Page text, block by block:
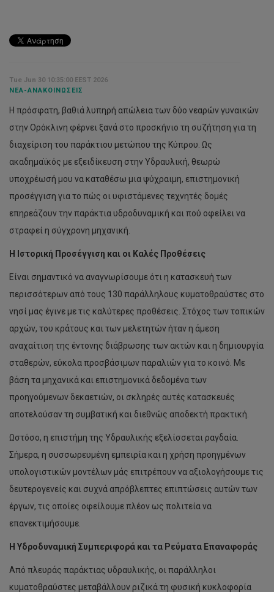
Tue Jun 30 10:35:00 EEST 2026
ΝΈΑ-ΑΝΑΚΟΙΝΏΣΕΙΣ
Η πρόσφατη, βαθιά λυπηρή απώλεια των δύο νεαρών γυναικών
στην Ορόκλινη φέρνει ξανά στο προσκήνιο τη συζήτηση για τη
διαχείριση του παράκτιου μετώπου της Κύπρου. Ως
ακαδημαϊκός με εξειδίκευση στην Υδραυλική, θεωρώ
υποχρέωσή μου να καταθέσω μια ψύχραιμη, επιστημονική
προσέγγιση για το πώς οι υφιστάμενες τεχνητές δομές
επηρεάζουν την παράκτια υδροδυναμική και πού οφείλει να
στραφεί η σύγχρονη μηχανική.
Η Ιστορική Προσέγγιση και οι Καλές Προθέσεις
Είναι σημαντικό να αναγνωρίσουμε ότι η κατασκευή των
περισσότερων από τους 130 παράλληλους κυματοθραύστες στο
νησί μας έγινε με τις καλύτερες προθέσεις. Στόχος των τοπικών
αρχών, του κράτους και των μελετητών ήταν η άμεση
αναχαίτιση της έντονης διάβρωσης των ακτών και η δημιουργία
σταθερών, εύκολα προσβάσιμων παραλιών για το κοινό. Με
βάση τα μηχανικά και επιστημονικά δεδομένα των
προηγούμενων δεκαετιών, οι σκληρές αυτές κατασκευές
αποτελούσαν τη συμβατική και διεθνώς αποδεκτή πρακτική.
Ωστόσο, η επιστήμη της Υδραυλικής εξελίσσεται ραγδαία.
Σήμερα, η συσσωρευμένη εμπειρία και η χρήση προηγμένων
υπολογιστικών μοντέλων μάς επιτρέπουν να αξιολογήσουμε τις
δευτερογενείς και συχνά απρόβλεπτες επιπτώσεις αυτών των
έργων, τις οποίες οφείλουμε πλέον ως πολιτεία να
επανεκτιμήσουμε.
Η Υδροδυναμική Συμπεριφορά και τα Ρεύματα Επαναφοράς
Από πλευράς παράκτιας υδραυλικής, οι παράλληλοι
κυματοθραύστες μεταβάλλουν ριζικά τη φυσική κυκλοφορία